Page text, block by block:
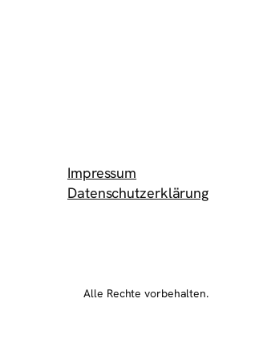
Impressum
Datenschutzerklärung
Alle Rechte vorbehalten.